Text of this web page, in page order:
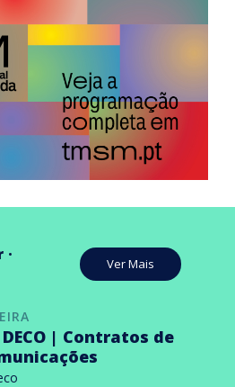
Ver Mais
DECO | Contratos de